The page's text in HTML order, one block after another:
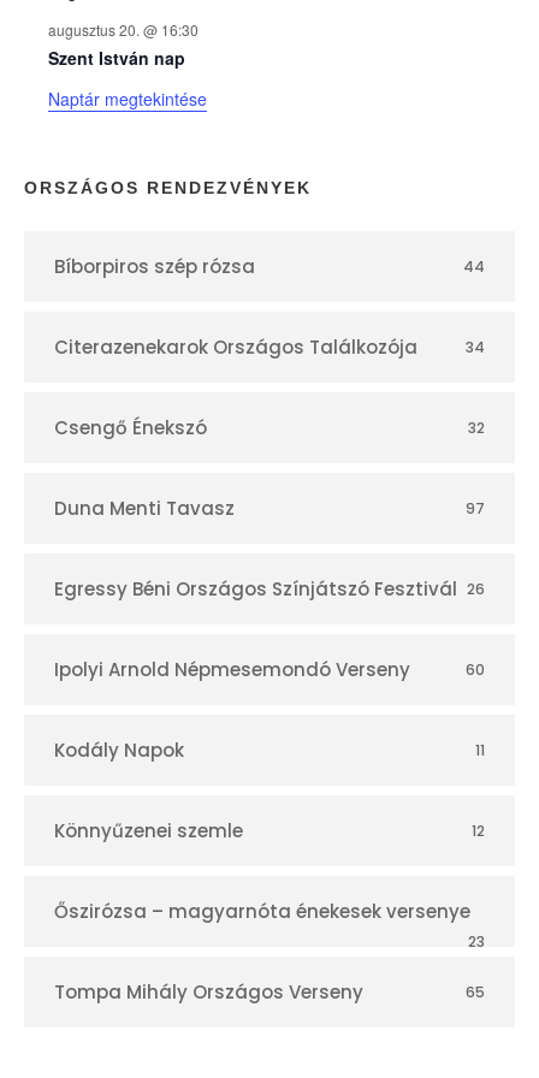
k
n
a
p
r
augusztus 20. @ 16:30
Szent István nap
Naptár megtekintése
ORSZÁGOS RENDEZVÉNYEK
Bíborpiros szép rózsa 44
Citerazenekarok Országos Találkozója 34
Csengő Énekszó 32
Duna Menti Tavasz 97
Egressy Béni Országos Színjátszó Fesztivál 26
Ipolyi Arnold Népmesemondó Verseny 60
Kodály Napok 11
Könnyűzenei szemle 12
Őszirózsa – magyarnóta énekesek versenye
23
Tompa Mihály Országos Verseny 65